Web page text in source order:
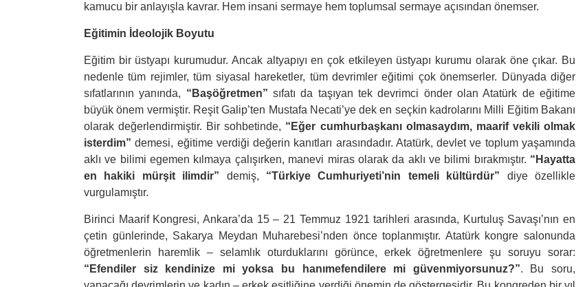
kamucu bir anlayışla kavrar. Hem insani sermaye hem toplumsal sermaye açısından önemser.
Eğitimin İdeolojik Boyutu
Eğitim bir üstyapı kurumudur. Ancak altyapıyı en çok etkileyen üstyapı kurumu olarak öne çıkar. Bu
nedenle tüm rejimler, tüm siyasal hareketler, tüm devrimler eğitimi çok önemserler. Dünyada diğer
sıfatlarının yanında, “Başöğretmen” sıfatı da taşıyan tek devrimci önder olan Atatürk de eğitime
büyük önem vermiştir. Reşit Galip’ten Mustafa Necati’ye dek en seçkin kadrolarını Milli Eğitim Bakanı
olarak değerlendirmiştir. Bir sohbetinde, “Eğer cumhurbaşkanı olmasaydım, maarif vekili olmak
isterdim” demesi, eğitime verdiği değerin kanıtları arasındadır. Atatürk, devlet ve toplum yaşamında
aklı ve bilimi egemen kılmaya çalışırken, manevi miras olarak da aklı ve bilimi bırakmıştır. “Hayatta
en hakiki mürşit ilimdir” demiş, “Türkiye Cumhuriyeti’nin temeli kültürdür” diye özellikle
vurgulamıştır.
Birinci Maarif Kongresi, Ankara’da 15 – 21 Temmuz 1921 tarihleri arasında, Kurtuluş Savaşı’nın en
çetin günlerinde, Sakarya Meydan Muharebesi’nden önce toplanmıştır. Atatürk kongre salonunda
öğretmenlerin haremlik – selamlık oturduklarını görünce, erkek öğretmenlere şu soruyu sorar:
“Efendiler siz kendinize mi yoksa bu hanımefendilere mi güvenmiyorsunuz?”. Bu soru,